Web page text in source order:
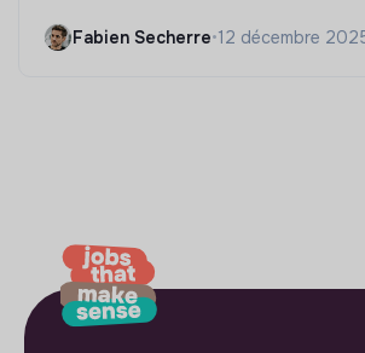
Fabien Secherre•12 décembre